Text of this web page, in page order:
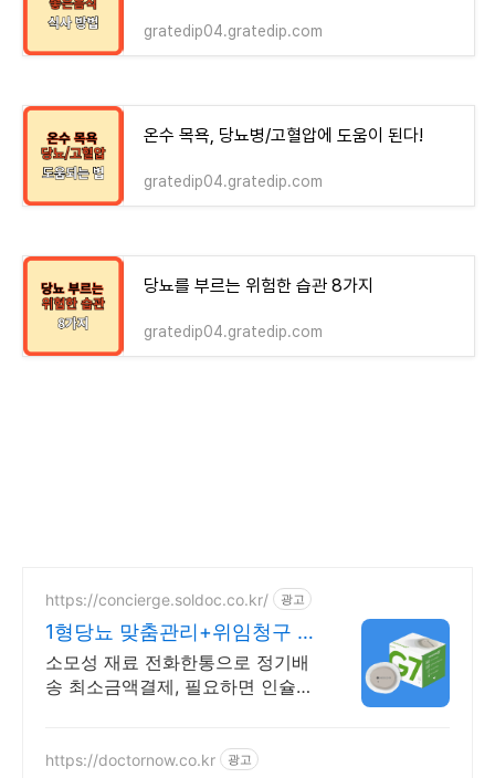
gratedip04.gratedip.com
온수 목욕, 당뇨병/고혈압에 도움이 된다!
gratedip04.gratedip.com
당뇨를 부르는 위험한 습관 8가지
gratedip04.gratedip.com
https://concierge.soldoc.co.kr/ 광고
1형당뇨 맞춤관리+위임청구 재
처방 주기 무료알림
소모성 재료 전화한통으로 정기배
송 최소금액결제, 필요하면 인슐린
https://doctornow.co.kr 광고